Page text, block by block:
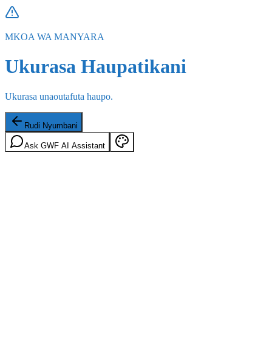
MKOA WA MANYARA
Ukurasa Haupatikani
Ukurasa unaoutafuta haupo.
Rudi Nyumbani
Ask GWF AI Assistant